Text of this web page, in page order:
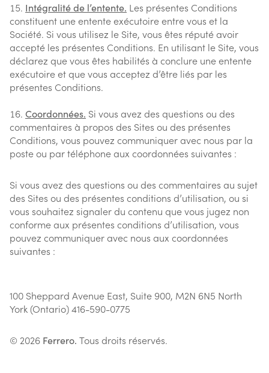
Intégralité de l’entente. Les présentes Conditions
constituent une entente exécutoire entre vous et la
Société. Si vous utilisez le Site, vous êtes réputé avoir
accepté les présentes Conditions. En utilisant le Site, vous
déclarez que vous êtes habilités à conclure une entente
exécutoire et que vous acceptez d’être liés par les
présentes Conditions.
Coordonnées. Si vous avez des questions ou des
commentaires à propos des Sites ou des présentes
Conditions, vous pouvez communiquer avec nous par la
poste ou par téléphone aux coordonnées suivantes :
Si vous avez des questions ou des commentaires au sujet
des Sites ou des présentes conditions d’utilisation, ou si
vous souhaitez signaler du contenu que vous jugez non
conforme aux présentes conditions d’utilisation, vous
pouvez communiquer avec nous aux coordonnées
suivantes :
100 Sheppard Avenue East, Suite 900, M2N 6N5 North
York (Ontario) 416-590-0775
© 2026 Ferrero. Tous droits réservés.